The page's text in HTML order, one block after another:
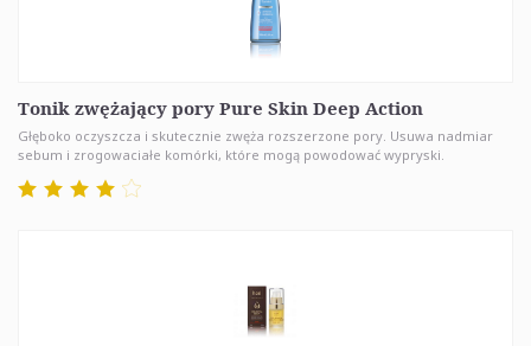
Tonik zwężający pory Pure Skin Deep Action
Głęboko oczyszcza i skutecznie zwęża rozszerzone pory. Usuwa nadmiar
sebum i zrogowaciałe komórki, które mogą powodować wypryski.